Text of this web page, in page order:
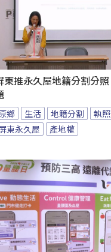
東推永久屋地籍分割分
鄉 生活 地籍分割
執
東永久屋
產地權